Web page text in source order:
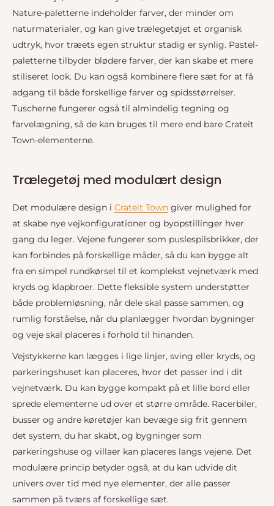
Nature-paletterne indeholder farver, der minder om
naturmaterialer, og kan give trælegetøjet et organisk
udtryk, hvor træets egen struktur stadig er synlig. Pastel-
paletterne tilbyder blødere farver, der kan skabe et mere
stiliseret look. Du kan også kombinere flere sæt for at få
adgang til både forskellige farver og spidsstørrelser.
Tuscherne fungerer også til almindelig tegning og
farvelægning, så de kan bruges til mere end bare Crateit
Town-elementerne.
Trælegetøj med modulært design
Det modulære design i Crateit Town giver mulighed for
at skabe nye vejkonfigurationer og byopstillinger hver
gang du leger. Vejene fungerer som puslespilsbrikker, der
kan forbindes på forskellige måder, så du kan bygge alt
fra en simpel rundkørsel til et komplekst vejnetværk med
kryds og klapbroer. Dette fleksible system understøtter
både problemløsning, når dele skal passe sammen, og
rumlig forståelse, når du planlægger hvordan bygninger
og veje skal placeres i forhold til hinanden.
Vejstykkerne kan lægges i lige linjer, sving eller kryds, og
parkeringshuset kan placeres, hvor det passer ind i dit
vejnetværk. Du kan bygge kompakt på et lille bord eller
sprede elementerne ud over et større område. Racerbiler,
busser og andre køretøjer kan bevæge sig frit gennem
det system, du har skabt, og bygninger som
parkeringshuse og villaer kan placeres langs vejene. Det
modulære princip betyder også, at du kan udvide dit
univers over tid med nye elementer, der alle passer
sammen på tværs af forskellige sæt.